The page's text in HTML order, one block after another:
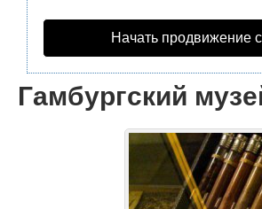
Начать продвижение
Гамбургский